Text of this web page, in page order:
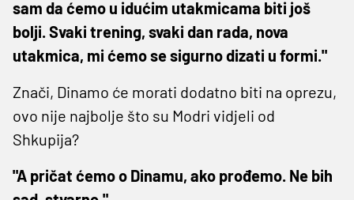
sam da ćemo u idućim utakmicama biti još
bolji. Svaki trening, svaki dan rada, nova
utakmica, mi ćemo se sigurno dizati u formi."
Znači, Dinamo će morati dodatno biti na oprezu,
ovo nije najbolje što su Modri vidjeli od
Shkupija?
"A pričat ćemo o Dinamu, ako prođemo. Ne bih